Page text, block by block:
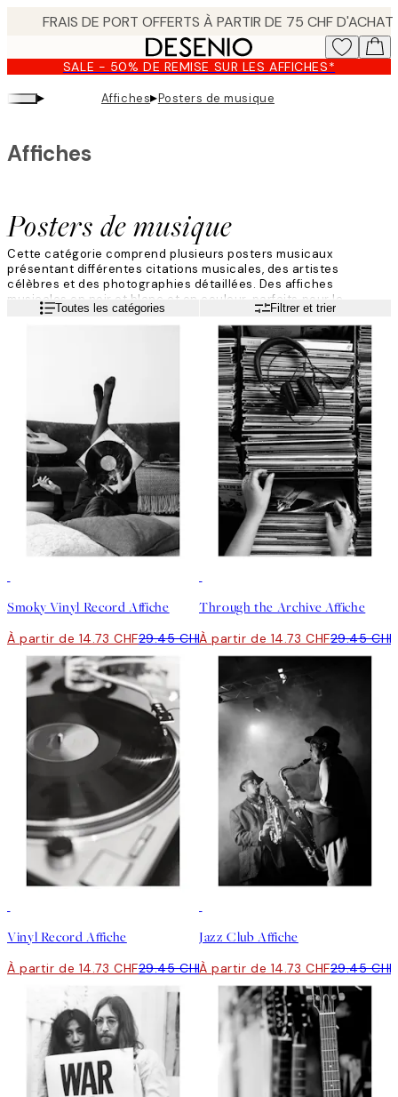
content.SALE - 50% DE REMISE SUR LES AFFICHES*
▸ Affiches▸Posters de musique
Posters de musique
Affiches
Cette catégorie comprend plusieurs posters musicaux
présentant différentes citations musicales, des artistes
célèbres et des photographies détaillées. Des affiches
musicales en noir et blanc et en couleur, parfaits pour le
mélomane. Laissez l'inspiration couler et trouvez vos préférés.
Lire la suiteToutes les catégories Filtrer et trier
Smoky Vinyl Record Affiche
À partir de 14.73 CHF29.45 CHF
Through the Archive Affiche
À partir de 14.73 CHF29.45 CHF
Vinyl Record Affiche
À partir de 14.73 CHF29.45 CHF
Jazz Club Affiche
À partir de 14.73 CHF29.45 CHF